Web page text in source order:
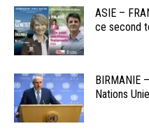
ASIE –
ce second
BIRMANIE
Nations